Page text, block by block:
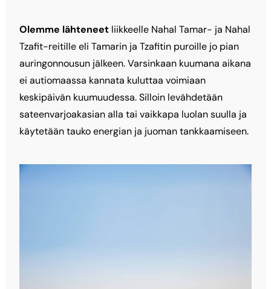
Olemme lähteneet liikkeelle Nahal Tamar- ja Nahal
Tzafit-reitille eli Tamarin ja Tzafitin puroille jo pian
auringonnousun jälkeen. Varsinkaan kuumana aikana
ei autiomaassa kannata kuluttaa voimiaan
keskipäivän kuumuudessa. Silloin levähdetään
sateenvarjoakasian alla tai vaikkapa luolan suulla ja
käytetään tauko energian ja juoman tankkaamiseen.